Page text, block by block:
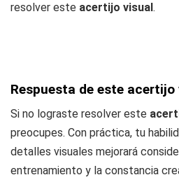
resolver este acertijo visual.
Respuesta de este acertijo
Si no lograste resolver este
preocupes. Con práctica, tu
detalles visuales mejorará
entrenamiento y la constancia